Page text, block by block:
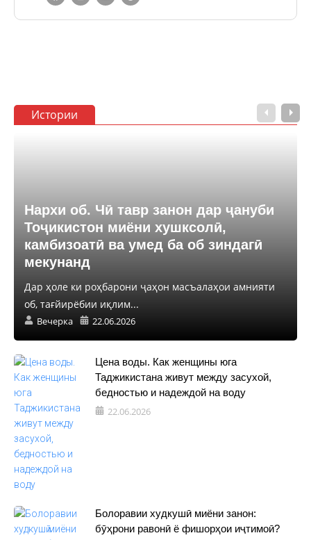
Истории
Нархи об. Чӣ тавр занон дар ҷануби
Тоҷикистон миёни хушксолӣ,
камбизоатӣ ва умед ба об зиндагӣ
мекунанд
Дар ҳоле ки роҳбарони ҷаҳон масъалаҳои амнияти
об, тағйирёбии иқлим...
Вечерка 22.06.2026
Цена воды. Как женщины юга
Таджикистана живут между засухой,
бедностью и надеждой на воду
22.06.2026
Болоравии худкушӣ миёни занон:
бӯҳрони равонӣ ё фишорҳои иҷтимоӣ?